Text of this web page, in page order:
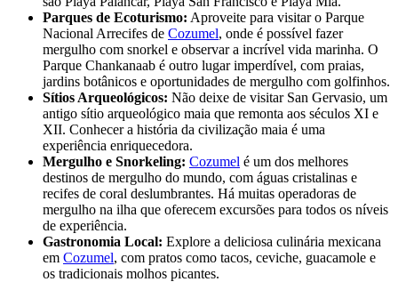
Parques de Ecoturismo: Aproveite para visitar o Parque
Nacional Arrecifes de Cozumel, onde é possível fazer
mergulho com snorkel e observar a incrível vida marinha. O
Parque Chankanaab é outro lugar imperdível, com praias,
jardins botânicos e oportunidades de mergulho com golfinhos.
Sítios Arqueológicos: Não deixe de visitar San Gervasio, um
antigo sítio arqueológico maia que remonta aos séculos XI e
XII. Conhecer a história da civilização maia é uma
experiência enriquecedora.
Mergulho e Snorkeling: Cozumel é um dos melhores
destinos de mergulho do mundo, com águas cristalinas e
recifes de coral deslumbrantes. Há muitas operadoras de
mergulho na ilha que oferecem excursões para todos os níveis
de experiência.
Gastronomia Local: Explore a deliciosa culinária mexicana
em Cozumel, com pratos como tacos, ceviche, guacamole e
os tradicionais molhos picantes.